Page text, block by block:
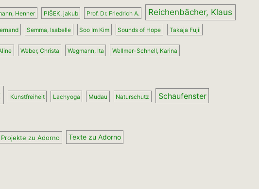
Henner PIŠEK, jakub Prof. Dr. Friedrich A. Reichenbächer, Klaus
Semma, Isabelle Soo Im Kim Sounds of Hope Takaja Fujii
Weber, Christa Wegmann, Ita Wellmer-Schnell, Karina
Kunstfreiheit Lachyoga Mudau Naturschutz Schaufenster
Projekte zu Adorno Texte zu Adorno